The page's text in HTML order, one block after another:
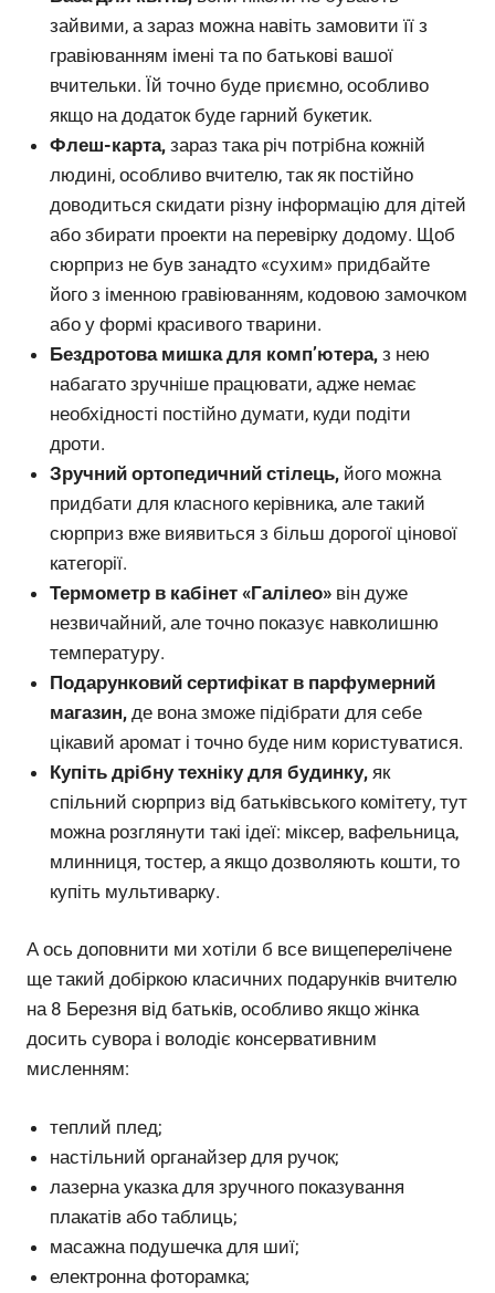
зайвими, а зараз можна навіть замовити її з
гравіюванням імені та по батькові вашої
вчительки. Їй точно буде приємно, особливо
якщо на додаток буде гарний букетик.
Флеш-карта, зараз така річ потрібна кожній
людині, особливо вчителю, так як постійно
доводиться скидати різну інформацію для дітей
або збирати проекти на перевірку додому. Щоб
сюрприз не був занадто «сухим» придбайте
його з іменною гравіюванням, кодовою замочком
або у формі красивого тварини.
Бездротова мишка для комп’ютера, з нею
набагато зручніше працювати, адже немає
необхідності постійно думати, куди подіти
дроти.
Зручний ортопедичний стілець, його можна
придбати для класного керівника, але такий
сюрприз вже виявиться з більш дорогої цінової
категорії.
Термометр в кабінет «Галілео» він дуже
незвичайний, але точно показує навколишню
температуру.
Подарунковий сертифікат в парфумерний
магазин, де вона зможе підібрати для себе
цікавий аромат і точно буде ним користуватися.
Купіть дрібну техніку для будинку, як
спільний сюрприз від батьківського комітету, тут
можна розглянути такі ідеї: міксер, вафельница,
млинниця, тостер, а якщо дозволяють кошти, то
купіть мультиварку.
А ось доповнити ми хотіли б все вищеперелічене
ще такий добіркою класичних подарунків вчителю
на 8 Березня від батьків, особливо якщо жінка
досить сувора і володіє консервативним
мисленням:
теплий плед;
настільний органайзер для ручок;
лазерна указка для зручного показування
плакатів або таблиць;
масажна подушечка для шиї;
електронна фоторамка;